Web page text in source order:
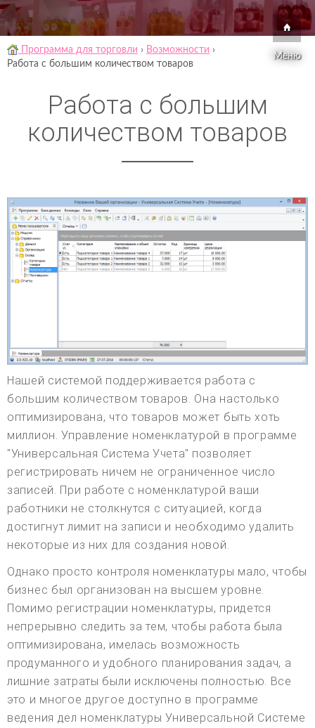
Меню
Программа для торговли › Возможности ›
Работа с большим количеством товаров
Работа с большим
количеством товаров
Нашей системой поддерживается работа с
большим количеством товаров. Она настолько
оптимизирована, что товаров может быть хоть
миллион. Управление номенклатурой в программе
"Универсальная Система Учета" позволяет
регистрировать ничем не ограниченное число
записей. При работе с номенклатурой ваши
работники не столкнутся с ситуацией, когда
достигнут лимит на записи и необходимо удалить
некоторые из них для создания новой.
Однако просто контроля номенклатуры мало, чтобы
бизнес был организован на высшем уровне.
Помимо регистрации номенклатуры, придется
непрерывно следить за тем, чтобы работа была
оптимизирована, имелась возможность
продуманного и удобного планирования задач, а
лишние затраты были исключены полностью. Все
это и многое другое доступно в программе
ведения дел номенклатуры Универсальной Системе